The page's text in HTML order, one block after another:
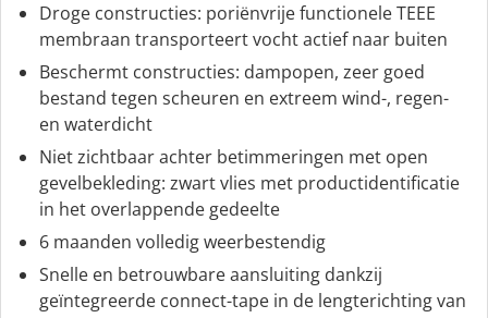
Droge constructies: poriënvrije functionele TEEE
membraan transporteert vocht actief naar buiten
Beschermt constructies: dampopen, zeer goed
bestand tegen scheuren en extreem wind-, regen-
en waterdicht
Niet zichtbaar achter betimmeringen met open
gevelbekleding: zwart vlies met productidentificatie
in het overlappende gedeelte
6 maanden volledig weerbestendig
Snelle en betrouwbare aansluiting dankzij
geïntegreerde connect-tape in de lengterichting van